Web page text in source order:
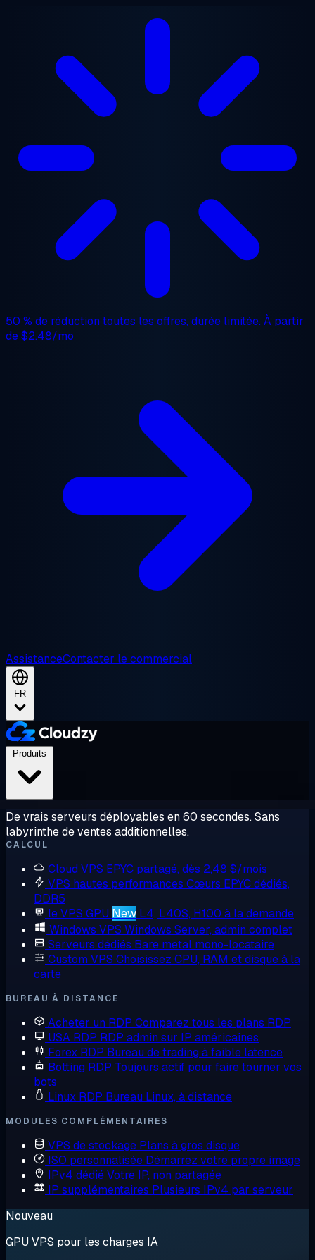
50 % de réduction toutes les offres, durée limitée. À partir
de$2.48/mo
AssistanceContacter le commercial
FR
De vrais serveurs déployables en 60 secondes. Sans
labyrinthe de ventes additionnelles.
CALCUL
Cloud VPS EPYC partagé, dès 2,48 $/mois
VPS hautes performances Cœurs EPYC dédiés,
DDR5
le VPS GPU New L4, L40S, H100 à la demande
Windows VPS Windows Server, admin complet
Serveurs dédiés Bare metal mono-locataire
Custom VPS Choisissez CPU, RAM et disque à la
carte
BUREAU À DISTANCE
Acheter un RDP Comparez tous les plans RDP
USA RDP RDP admin sur IP américaines
Forex RDP Bureau de trading à faible latence
Botting RDP Toujours actif pour faire tourner vos
bots
Linux RDP Bureau Linux, à distance
MODULES COMPLÉMENTAIRES
VPS de stockage Plans à gros disque
ISO personnalisée Démarrez votre propre image
IPv4 dédiéVotre IP, non partagée
IP supplémentaires Plusieurs IPv4 par serveur
Nouveau
GPU VPS pour les charges IA